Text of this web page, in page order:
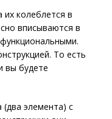
их колеблется в
вписываются в
То есть
вы будете
(два элемента) с